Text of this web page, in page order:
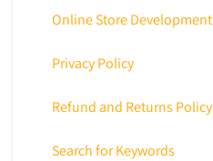
Online Store Development
Privacy Policy
Refund and Returns Policy
Search for Keywords